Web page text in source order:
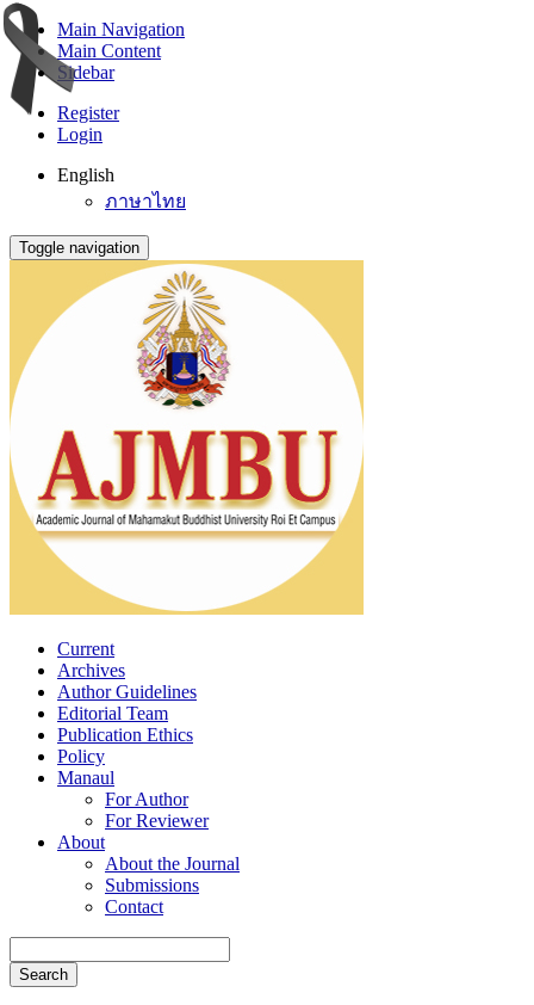
Main Navigation
Main Content
Sidebar
Register
Login
English
ภาษาไทย
Toggle navigation
Current
Archives
Author Guidelines
Editorial Team
Publication Ethics
Policy
Manaul
For Author
For Reviewer
About
About the Journal
Submissions
Contact
Search